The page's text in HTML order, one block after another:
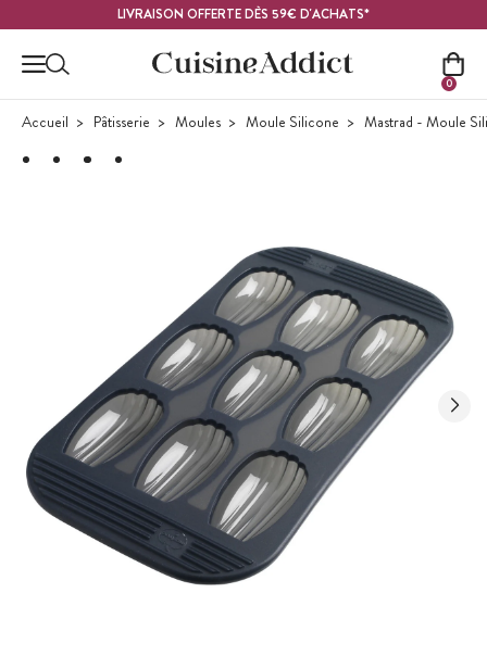
LIVRAISON OFFERTE DÈS 59€ D'ACHATS*
0
Accueil Pâtisserie Moules Moule Silicone Mastrad - Moule